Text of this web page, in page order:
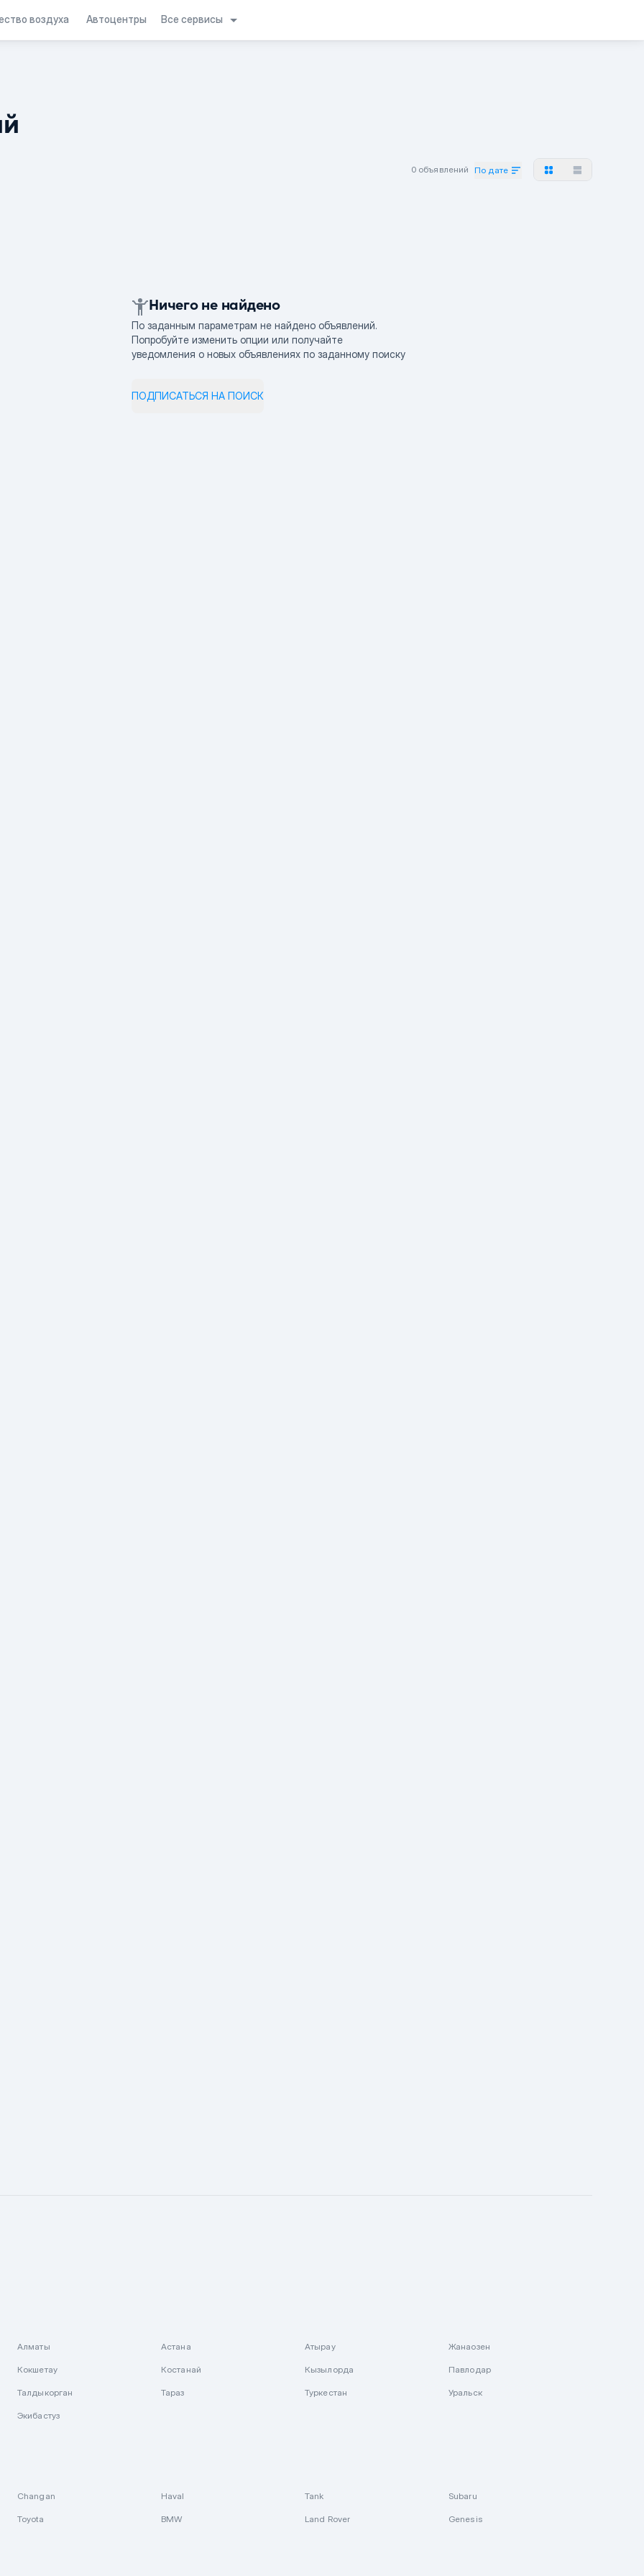
воздуха Автоцентры Все сервисы
0 объявлений По дате
Ничего не найдено
По заданным параметрам не найдено объявлений.
Попробуйте изменить опции или получайте
уведомления о новых объявлениях по заданному поиску
ПОДПИСАТЬСЯ НА ПОИСК
Алматы Астана Атырау Жанаозен
Кокшетау Костанай Кызылорда Павлодар
Талдыкорган Тараз Туркестан Уральск
Экибастуз
Changan Haval Tank Subaru
Toyota BMW Land Rover Genesis